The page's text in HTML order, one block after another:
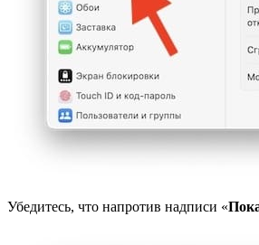
Убедитесь, что напротив надписи «